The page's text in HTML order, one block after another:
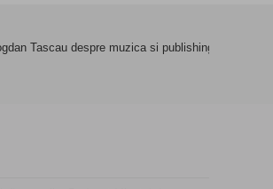
Tascau despre muzica si publishing – 6 Iunie